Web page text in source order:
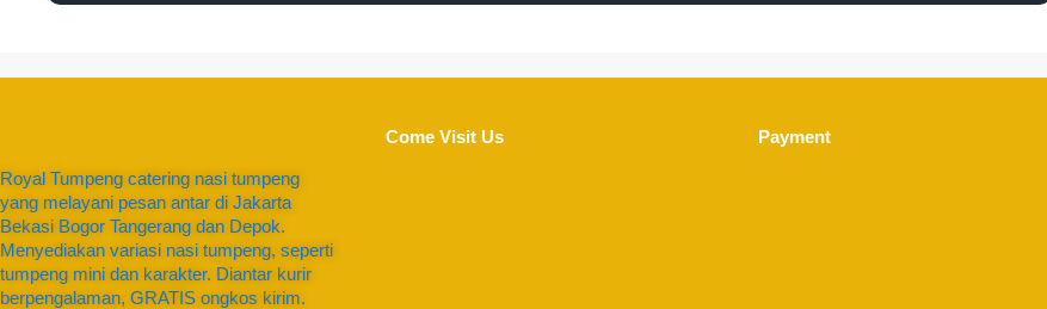
Royal Tumpeng catering nasi tumpeng
yang melayani pesan antar di Jakarta
Bekasi Bogor Tangerang dan Depok.
Menyediakan variasi nasi tumpeng, seperti
tumpeng mini dan karakter. Diantar kurir
berpengalaman, GRATIS ongkos kirim.
Come Visit Us Payment